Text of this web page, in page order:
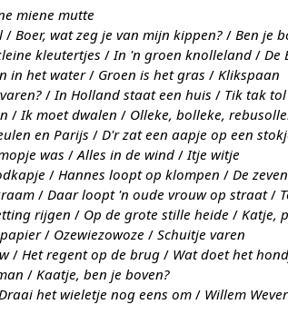
miene mutte
/ Boer, wat zeg je van mijn kippen? / Ben je
kleutertjes / In 'n groen knolleland / De
in het water/ Groen is het gras / Klikspaan
/ In Holland staat een huis / Tik tak tol
/ Ik moet dwalen / Olleke, bolleke,
en Parijs / D'r zat een aapje op een
was /Alles in de wind / Itje witje
/ Hannes loopt op klompen / De
/ Daar loopt 'n oude vrouw op straat/
rijgen / Op de grote stille heide / Katje,
/ Ozewiezowoze /Schuitje varen
/ Het regent op de brug / Wat doet het
/ Kaatje, ben je boven?
Draai het wieletje nog eens om / Willem Wever